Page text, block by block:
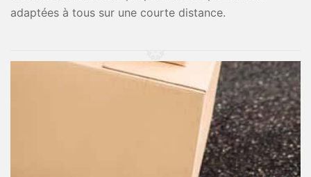
adaptées à tous sur une courte distance.